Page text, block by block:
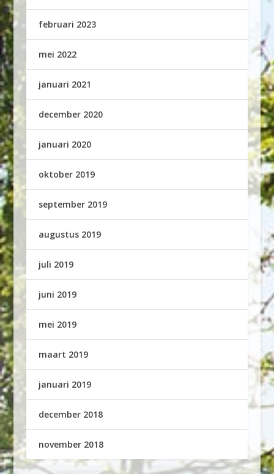
februari 2023
mei 2022
januari 2021
december 2020
januari 2020
oktober 2019
september 2019
augustus 2019
juli 2019
juni 2019
mei 2019
maart 2019
januari 2019
december 2018
november 2018